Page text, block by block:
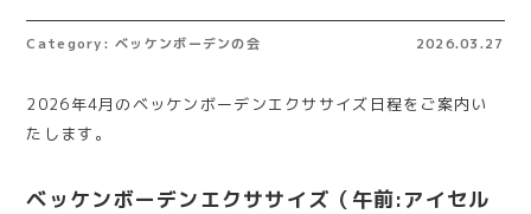
Category: ベッケンボーデンの会 2026.03.27
2026年4月のベッケンボーデンエクササイズ日程をご案内い
たします。
ベッケンボーデンエクササイズ（午前:アイセル